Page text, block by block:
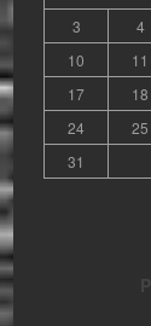
3
4
10
11
17
18
24
25
31